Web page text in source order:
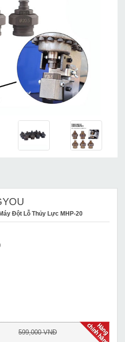
Đột Lỗ Thủy Lực MHP-20
599,000 VNĐ